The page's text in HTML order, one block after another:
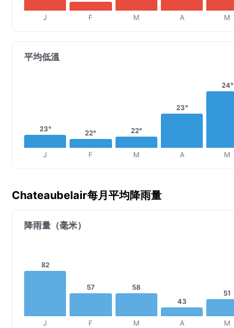
J F M A M
平均低溫
23°
J
22°
F
22°
M
23°
A
24°
M
Chateaubelair每月平均降雨量
降雨量（毫米）
82
J
57
F
58
M
43
A
51
M